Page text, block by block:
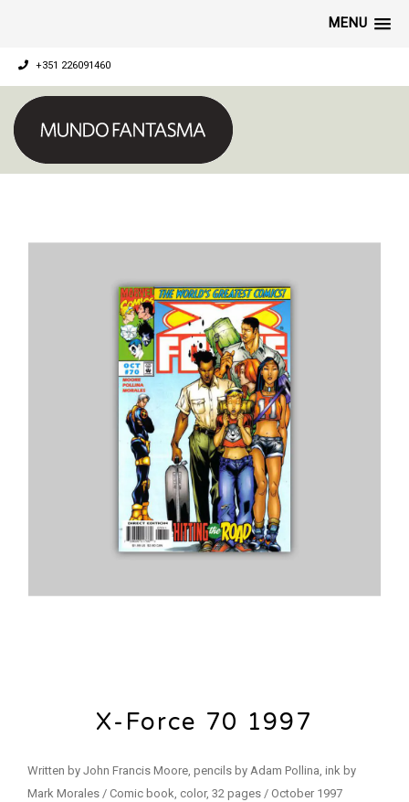
MENU
+351 226091460
X-Force 70 1997
Written by John Francis Moore, pencils by Adam Pollina, ink by
Mark Morales / Comic book, color, 32 pages / October 1997